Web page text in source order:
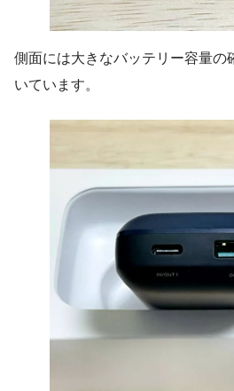
側面には大きなバッテリー容量の
いています。